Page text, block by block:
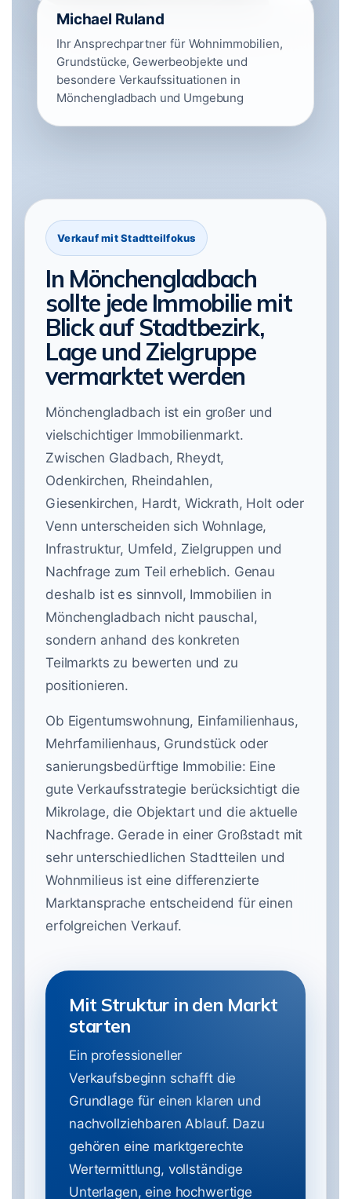
Michael Ruland
Ihr Ansprechpartner für Wohnimmobilien,
Grundstücke, Gewerbeobjekte und
besondere Verkaufssituationen in
Mönchengladbach und Umgebung
Verkauf mit Stadtteilfokus
In Mönchengladbach
sollte jede Immobilie mit
Blick auf Stadtbezirk,
Lage und Zielgruppe
vermarktet werden
Mönchengladbach ist ein großer und
vielschichtiger Immobilienmarkt.
Zwischen Gladbach, Rheydt,
Odenkirchen, Rheindahlen,
Giesenkirchen, Hardt, Wickrath, Holt oder
Venn unterscheiden sich Wohnlage,
Infrastruktur, Umfeld, Zielgruppen und
Nachfrage zum Teil erheblich. Genau
deshalb ist es sinnvoll, Immobilien in
Mönchengladbach nicht pauschal,
sondern anhand des konkreten
Teilmarkts zu bewerten und zu
positionieren.
Ob Eigentumswohnung, Einfamilienhaus,
Mehrfamilienhaus, Grundstück oder
sanierungsbedürftige Immobilie: Eine
gute Verkaufsstrategie berücksichtigt die
Mikrolage, die Objektart und die aktuelle
Nachfrage. Gerade in einer Großstadt mit
sehr unterschiedlichen Stadtteilen und
Wohnmilieus ist eine differenzierte
Marktansprache entscheidend für einen
erfolgreichen Verkauf.
Mit Struktur in den Markt
starten
Ein professioneller
Verkaufsbeginn schafft die
Grundlage für einen klaren und
nachvollziehbaren Ablauf. Dazu
gehören eine marktgerechte
Wertermittlung, vollständige
Unterlagen, eine hochwertige